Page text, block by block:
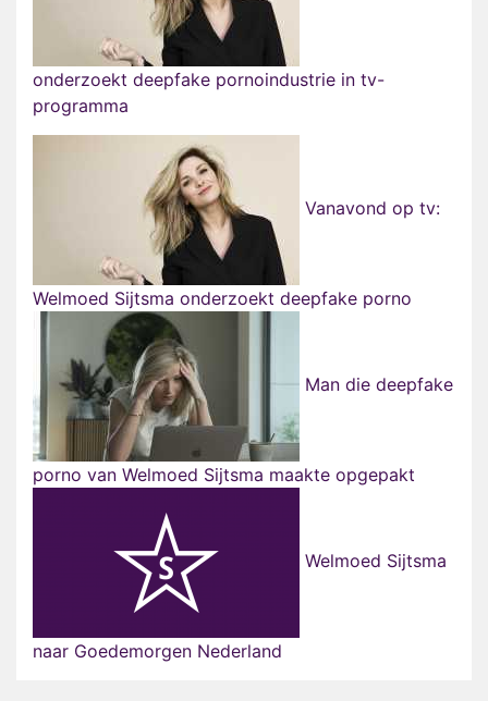
onderzoekt deepfake pornoindustrie in tv-
programma
Vanavond op tv:
Welmoed Sijtsma onderzoekt deepfake porno
Man die deepfake
porno van Welmoed Sijtsma maakte opgepakt
Welmoed Sijtsma
naar Goedemorgen Nederland